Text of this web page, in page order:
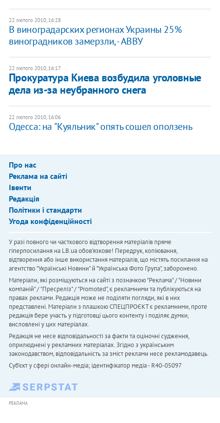
22 лютого 2010, 16:28
В виноградарских регионах Украины 25%
виноградников замерзли, - АВВУ
22 лютого 2010, 16:17
Прокуратура Киева возбудила уголовные
дела из-за неубранного снега
22 лютого 2010, 16:06
Одесса: на "Куяльник" опять сошел оползень
Про нас
Реклама на сайті
Івенти
Редакція
Політики і стандарти
Угода конфіденційності
У разі повного чи часткового відтворення матеріалів пряме
гіперпосилання на LB.ua обов'язкове! Передрук, копіювання,
відтворення або інше використання матеріалів, що містять посилання на
агентство "Українськi Новини" й "Українська Фото Група", заборонено.
Матеріали, які розміщуються на сайті з позначкою "Реклама" / "Новини
компаній" / "Пресреліз" / "Promoted", є рекламними та публікуються на
правах реклами. Редакція може не поділяти погляди, які в них
представлені. Матеріали з плашкою СПЕЦПРОЄКТ є рекламними, проте
редакція бере участь у підготовці цього контенту і поділяє думки,
висловлені у цих матеріалах.
Редакція не несе відповідальності за факти та оціночні судження,
оприлюднені у рекламних матеріалах. Згідно з українським
законодавством, відповідальність за зміст реклами несе рекламодавець.
Cуб'єкт у сфері онлайн-медіа; ідентифікатор медіа - R40-05097
РЕКЛАМА